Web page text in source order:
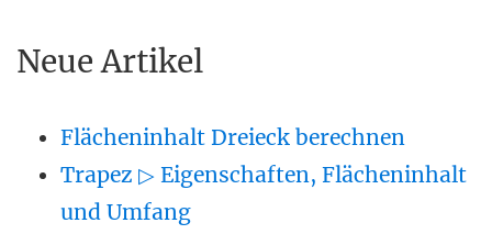
Neue Artikel
Flächeninhalt Dreieck berechnen
Trapez ▷ Eigenschaften, Flächeninhalt
und Umfang